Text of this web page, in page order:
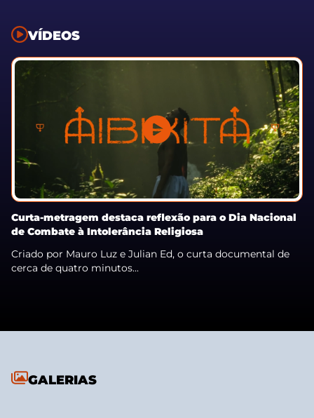
VÍDEOS
Curta-metragem destaca reflexão para o Dia Nacional
de Combate à Intolerância Religiosa
Criado por Mauro Luz e Julian Ed, o curta documental de
cerca de quatro minutos...
GALERIAS